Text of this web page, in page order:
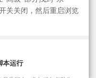
关关闭，然后重启浏览
本运行